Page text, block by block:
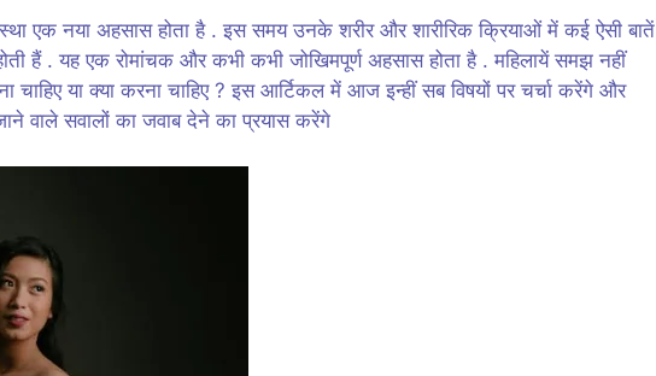
एक नया अहसास होता है . इस समय उनके शरीर और शारीरिक क्रियाओं में कई ऐसी बातें
हैं . यह एक रोमांचक और कभी कभी जोखिमपूर्ण अहसास होता है . महिलायें समझ नहीं
चाहिए या क्या करना चाहिए ? इस आर्टिकल में आज इन्हीं सब विषयों पर चर्चा करेंगे और
वाले सवालों का जवाब देने का प्रयास करेंगे